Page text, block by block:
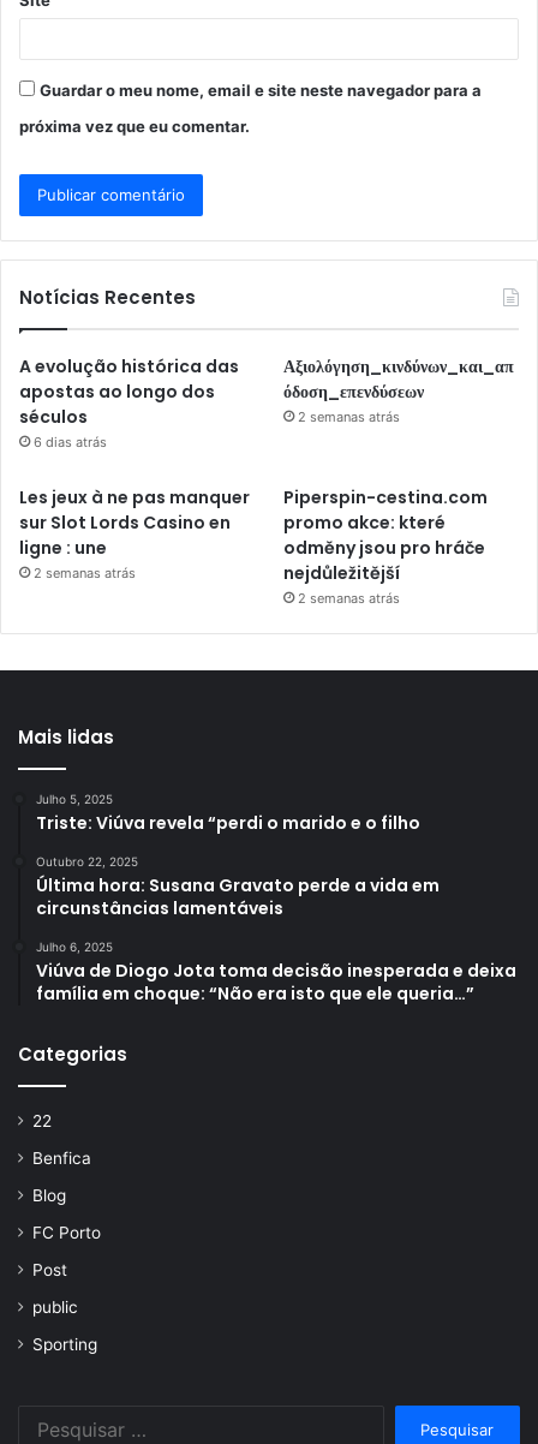
Guardar o meu nome, email e site neste navegador para a
próxima vez que eu comentar.
Notícias Recentes
A evolução histórica das
apostas ao longo dos
séculos
6 dias atrás
Αξιολόγηση_κινδύνων_και_απ
όδοση_επενδύσεων
2 semanas atrás
Les jeux à ne pas manquer
sur Slot Lords Casino en
ligne : une
2 semanas atrás
Piperspin-cestina.com
promo akce: které
odměny jsou pro hráče
nejdůležitější
2 semanas atrás
Mais lidas
Julho 5, 2025
Triste: Viúva revela “perdi o marido e o filho
Outubro 22, 2025
Última hora: Susana Gravato perde a vida em
circunstâncias lamentáveis
Julho 6, 2025
Viúva de Diogo Jota toma decisão inesperada e deixa
família em choque: “Não era isto que ele queria…”
Categorias
22
Benfica
Blog
FC Porto
Post
public
Sporting